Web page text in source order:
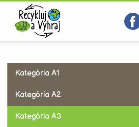
Kategória A1
Kategória A2
Kategória A3